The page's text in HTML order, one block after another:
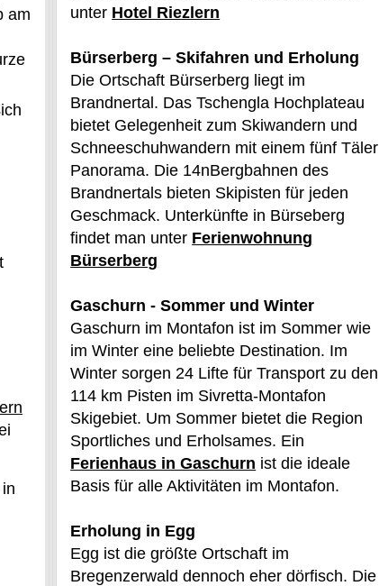
am
unter Hotel Riezlern
Bürserberg – Skifahren und Erholung
Die Ortschaft Bürserberg liegt im
Brandnertal. Das Tschengla Hochplateau
bietet Gelegenheit zum Skiwandern und
Schneeschuhwandern mit einem fünf Täler
Panorama. Die 14nBergbahnen des
Brandnertals bieten Skipisten für jeden
Geschmack. Unterkünfte in Bürseberg
findet man unter Ferienwohnung
Bürserberg
Gaschurn - Sommer und Winter
Gaschurn im Montafon ist im Sommer wie
im Winter eine beliebte Destination. Im
Winter sorgen 24 Lifte für Transport zu den
114 km Pisten im Sivretta-Montafon
Skigebiet. Um Sommer bietet die Region
Sportliches und Erholsames. Ein
Ferienhaus in Gaschurn ist die ideale
Basis für alle Aktivitäten im Montafon.
Erholung in Egg
Egg ist die größte Ortschaft im
Bregenzerwald dennoch eher dörfisch. Die